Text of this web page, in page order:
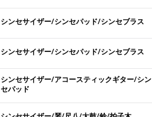
シンセサイザー/シンセパッド/シンセブラス
シンセサイザー/シンセパッド/シンセブラス
シンセサイザー/アコースティックギター/シン
セパッド